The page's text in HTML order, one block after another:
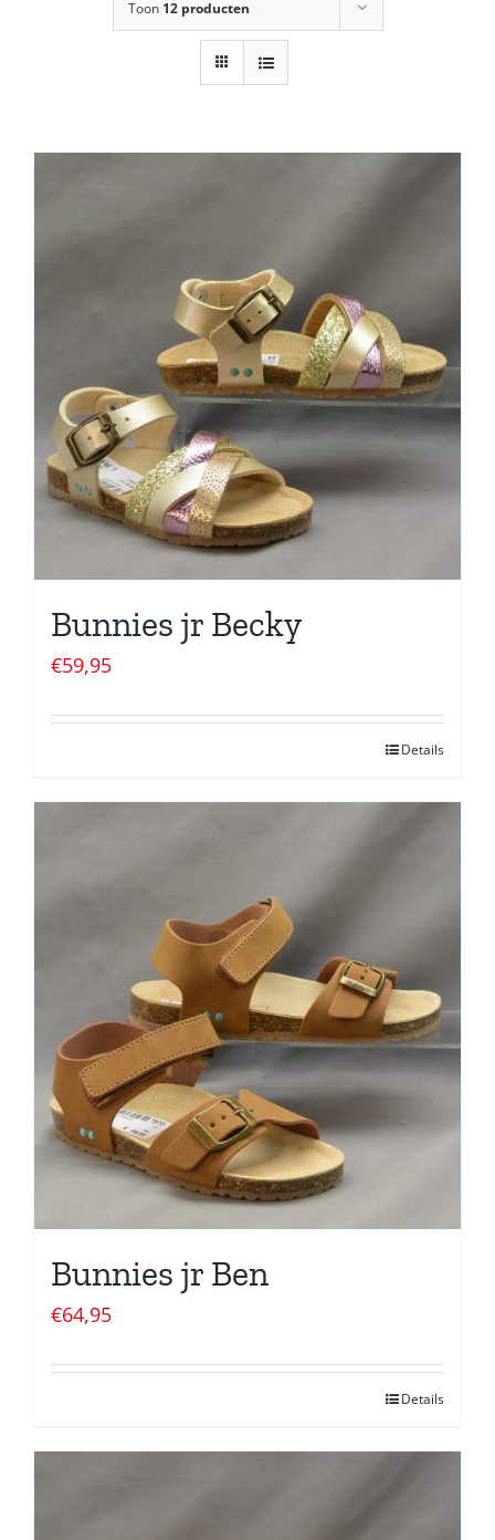
Toon 12 producten
Bunnies jr Becky
€59,95
Details
Bunnies jr Ben
€64,95
Details